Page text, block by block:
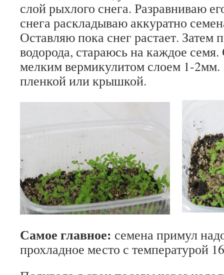
слой рыхлого снега. Разравниваю
снега раскладываю аккуратно
Оставляю пока снег растает. Затем
водорода, стараюсь на каждое
мелким вермикулитом слоем 1-
пленкой или крышкой.
Самое главное: семена примул
прохладное место с температурой